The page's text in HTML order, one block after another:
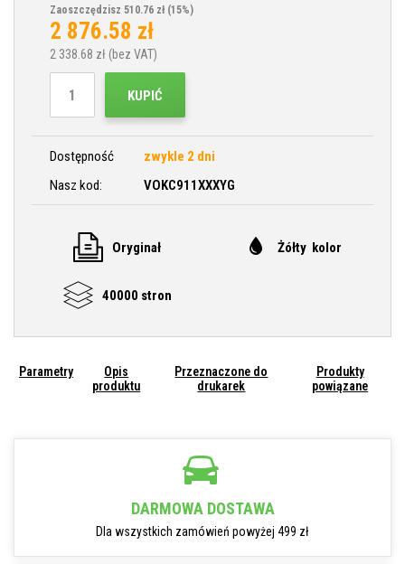
Zaoszczędzisz 510.76 zł (15%)
2 876.58 zł
2 338.68 zł (bez VAT)
KUPIĆ
Dostępność
zwykle 2 dni
Nasz kod:
VOKC911XXXYG
Oryginał Żółty kolor
40000 stron
Parametry
Opis
produktu
Przeznaczone do
drukarek
Produkty
powiązane
DARMOWA DOSTAWA
Dla wszystkich zamówień powyżej 499 zł